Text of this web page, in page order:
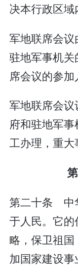
决本行政区域
军地联席会
驻地军事机
席会议的参加
军地联席会
府和驻地军
工办理，重大
第二十条 中
于人民。它
略，保卫祖
加国家建设事